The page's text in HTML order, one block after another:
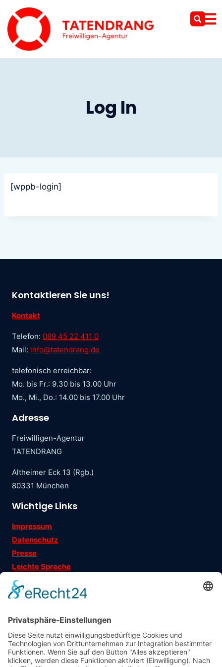
Log In
[wppb-login]
Kontaktieren Sie uns!
Kontakt
Telefon: 089 45 22 411 0
Mail: info@tatendrang.de
telefonisch erreichbar:
Mo. bis Fr.: 9.30 bis 13.00 Uhr
Mo., Mi., Do.: 14.00 bis 17.00 Uhr
Adresse
Freiwilligen-Agentur
TATENDRANG
Altheimer Eck 13 (Rgb.)
80331 München
Wichtige Links
Impressum
Datenschutz
Presse
Leichte Sprache
Ehrenamtsgeschichten
Folgen Sie uns auf
Träger: Verein für Fraueninteressen e.V.